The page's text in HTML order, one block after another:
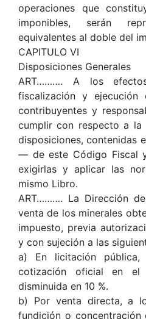
operaciones que
imponibles, serán
equivalentes al doble del
CAPITULO VI
Disposiciones Generales
ART………. A los
fiscalización y
contribuyentes y
cumplir con respecto a la
disposiciones, contenidas
— de este Código Fiscal
exigirlas y aplicar las
mismo Libro.
ART………. La Dirección
venta de los minerales
impuesto, previa
y con sujeción a las
a) En licitación
cotización oficial en
disminuida en 10 %.
b) Por venta directa, a
fundición o concentración